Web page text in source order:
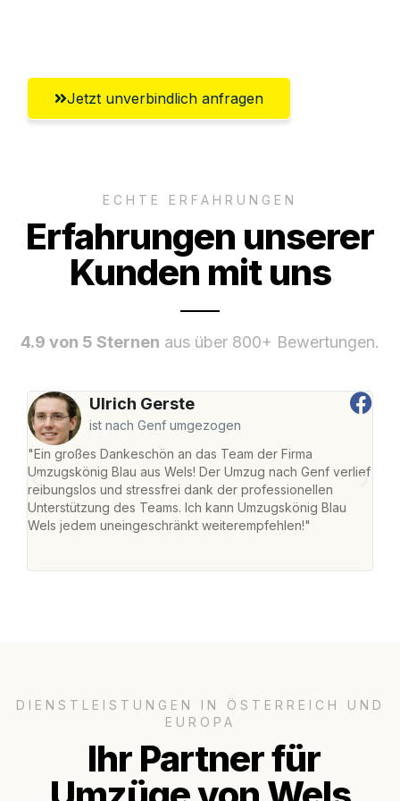
Jetzt unverbindlich anfragen
ECHTE ERFAHRUNGEN
Erfahrungen unserer
Kunden mit uns
4.9 von 5 Sternen aus über 800+ Bewertungen.
Ulrich Gerste
ist nach Genf umgezogen
"Ein großes Dankeschön an das Team der Firma
Umzugskönig Blau aus Wels! Der Umzug nach Genf verlief
reibungslos und stressfrei dank der professionellen
Unterstützung des Teams. Ich kann Umzugskönig Blau
Wels jedem uneingeschränkt weiterempfehlen!"
DIENSTLEISTUNGEN IN ÖSTERREICH UND
EUROPA
Ihr Partner für